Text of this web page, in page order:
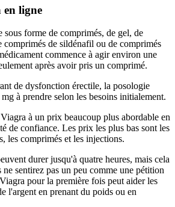
en ligne
forme de comprimés, de gel, de
comprimés de sildénafil ou de comprimés
commence à agir environ une
après avoir pris un comprimé.
de dysfonction érectile, la posologie
à prendre selon les besoins initialement.
à un prix beaucoup plus abordable en
de confiance. Les prix les plus bas sont les
les comprimés et les injections.
durer jusqu'à quatre heures, mais cela
sentirez pas un peu comme une pétition
pour la première fois peut aider les
l'argent en prenant du poids ou en